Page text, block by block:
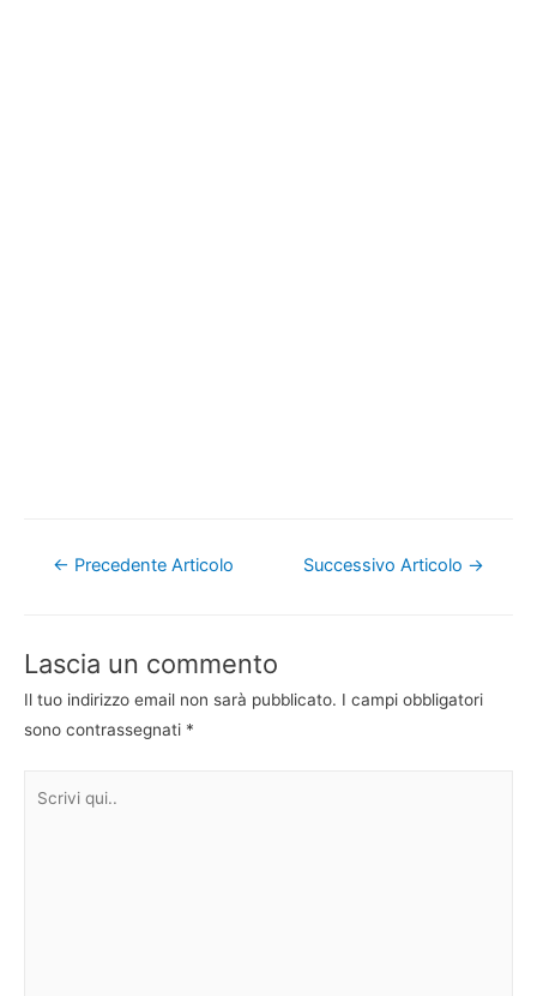
Navigazione
← Precedente Articolo Successivo Articolo →
Lascia un commento
Il tuo indirizzo email non sarà pubblicato. I campi obbligatori
sono contrassegnati *